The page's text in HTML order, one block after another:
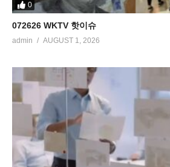
0
072626 WKTV 핫이슈
admin AUGUST 1, 2026